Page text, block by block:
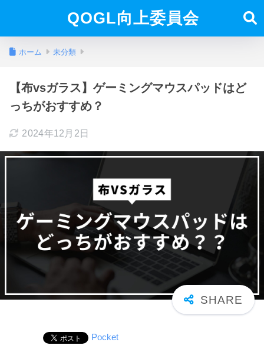
QOGL向上委員会
ホーム 未分類
【布vsガラス】ゲーミングマウスパッドはど
っちがおすすめ？
2024年12月2日
Pocket